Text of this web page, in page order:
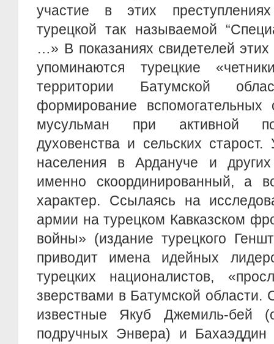
участие в этих
турецкой так называемой
…» В показаниях свидетелей этих
упоминаются турецкие
территории Батумской
формирование
мусульман при активной
духовенства и сельских старост.
населения в Ардануче и
именно скоординированный, а
характер. Ссылаясь на
армии на турецком Кавказском
войны» (издание турецкого
приводит имена идейных
турецких националистов,
зверствами в Батумской области.
известные Якуб Джемиль-бей
подручных Энвера) и Бахаэддин